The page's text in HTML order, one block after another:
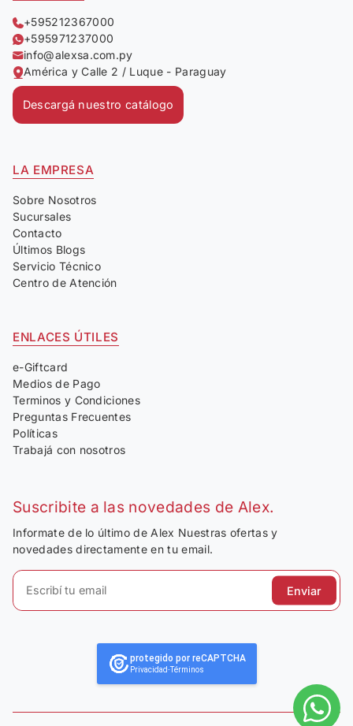
+595212367000
+595971237000
info@alexsa.com.py
América y Calle 2 / Luque - Paraguay
Descargá nuestro catálogo
LA EMPRESA
Sobre Nosotros
Sucursales
Contacto
Últimos Blogs
Servicio Técnico
Centro de Atención
ENLACES ÚTILES
e-Giftcard
Medios de Pago
Terminos y Condiciones
Preguntas Frecuentes
Políticas
Trabajá con nosotros
Suscribite a las novedades de Alex.
Informate de lo último de Alex Nuestras ofertas y
novedades directamente en tu email.
Enviar
protegido por reCAPTCHA
Privacidad-Términos